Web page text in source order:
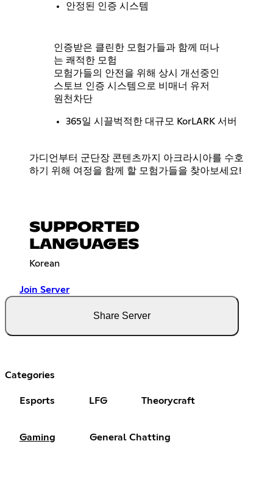
안정된 인증 시스템
인증받은 클린한 모험가들과 함께 떠나
는 쾌적한 모험
모험가들의 안전을 위해 상시 개선중인
스토브 인증 시스템으로 비매너 유저
원천차단
365일 시끌벅적한 대규모 KorLARK 서버
가디언부터 군단장 콘텐츠까지 아크라시아를 수호
하기 위해 여정을 함께 할 모험가들을 찾아보세요!
SUPPORTED
LANGUAGES
Korean
Join Server
Share Server
Categories
Esports LFG Theorycraft
Gaming General Chatting